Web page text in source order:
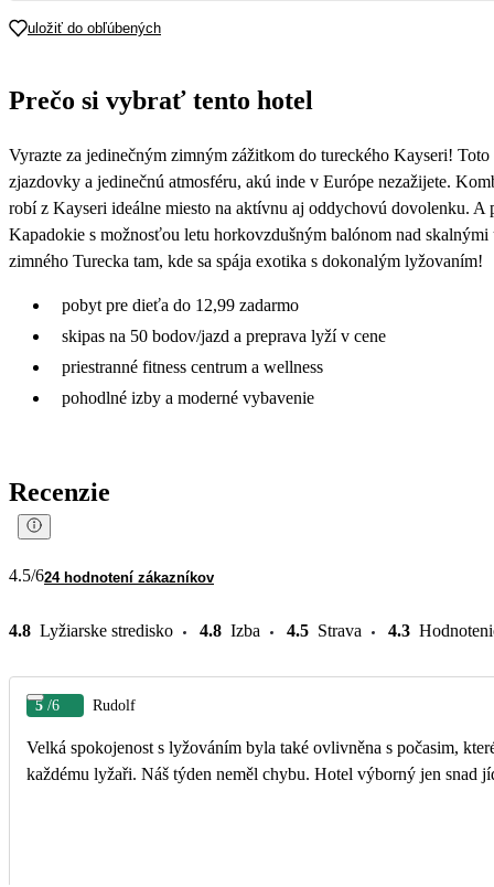
uložiť do obľúbených
Prečo si vybrať tento hotel
Vyrazte za jedinečným zimným zážitkom do tureckého Kayseri!
zjazdovky a jedinečnú atmosféru, akú inde v Európe nezažijete.
robí z Kayseri ideálne miesto na aktívnu aj oddychovú dovolenku.
Kapadokie s možnosťou letu horkovzdušným balónom nad
zimného Turecka tam, kde sa spája exotika s dokonalým lyžovaním!
pobyt pre dieťa do 12,99 zadarmo
skipas na 50 bodov/jazd a preprava lyží v cene
priestranné fitness centrum a wellness
pohodlné izby a moderné vybavenie
Recenzie
4.5/624 hodnotení zákazníkov
4.8 Lyžiarske stredisko 4.8 Izba 4.5 Strava 4.3
5 /6 Rudolf
Velká spokojenost s lyžováním byla také ovlivněna s počasim,
každému lyžaři. Náš týden neměl chybu. Hotel výborný jen snad